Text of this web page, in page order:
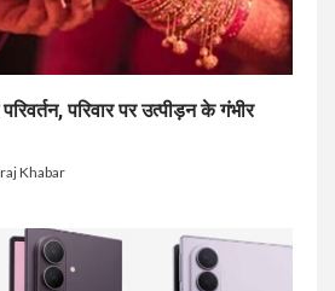
परिवार पर उत्पीड़न के गंभीर
Khabar